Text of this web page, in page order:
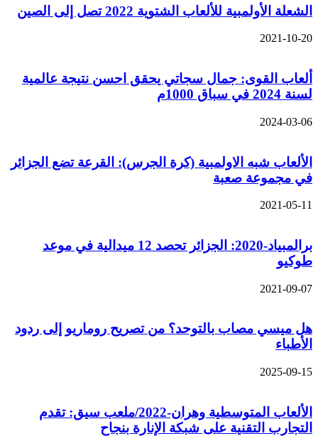
الشعلة الأولمبية للألعاب الشتوية 2022 تصل إلى الصين
2021-10-20
ألعاب القوى: جمال سجاتي يحقق احسن نتيجة عالمية
لسنة 2024 في سباق 1000م
2024-03-06
الألعاب شبه الاولمبية (كرة الجرس): القرعة تضع الجزائر
في مجموعة صعبة
2021-05-11
برالمبياد-2020: الجزائر تحصد 12 ميدالية في موعد
طوكيو
2021-09-07
هل ميسي مصاب بالتوحد؟ من تصريح روماريو إلى ردود
الأطباء
2025-09-15
الألعاب المتوسطية وهران-2022/ملعب سيق: تقدم
التجارب التقنية على شبكة الإنارة بنجاح